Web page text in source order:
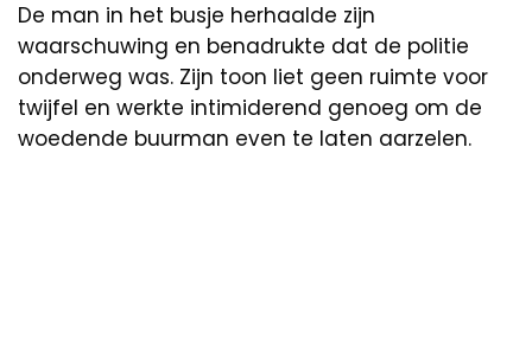
De man in het busje herhaalde zijn
waarschuwing en benadrukte dat de politie
onderweg was. Zijn toon liet geen ruimte voor
twijfel en werkte intimiderend genoeg om de
woedende buurman even te laten aarzelen.